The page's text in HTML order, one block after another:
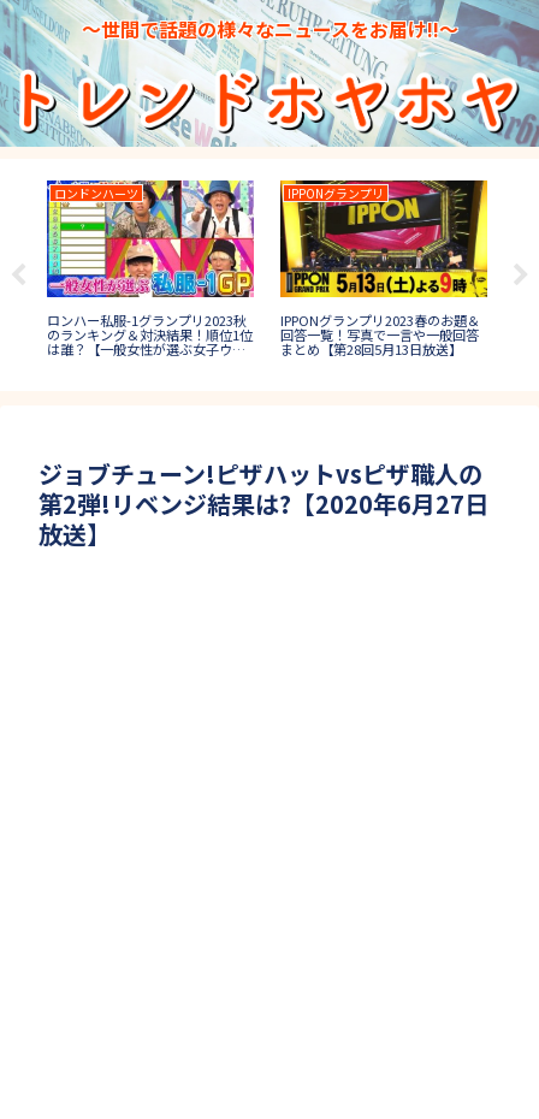
～世間で話題の様々なニュースをお届け!!～
ロンドンハーツ
ロンハー私服-1グランプリ2023秋
のランキング＆対決結果！順位1位
は誰？【一般女性が選ぶ女子ウケ
IPPONグランプリ
IPPONグランプリ2023春のお題＆
回答一覧！写真で一言や一般回答
まとめ【第28回5月13日放送】
ジョブチューン!ピザハットvsピザ職人の
第2弾!リベンジ結果は?【2020年6月27日
放送】